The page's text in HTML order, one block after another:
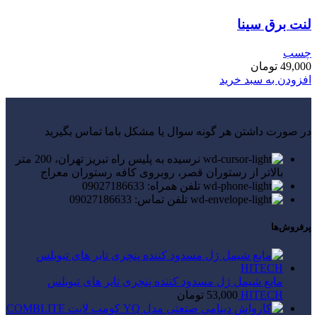
لنت برق سینا
چسب
49,000 تومان
افزودن به سبد خرید
در صورت داشتن هر گونه سوال یا مشکل باما تماس بگیرید
نرسیده به پلیس راه تبریز تهران، 200 متر
بالاتر از رستوران قصر، روبروی کافه رستوران معراج
تلفن همراه: 09027186633
تلفن تماس: 09027186633
پرفروش‌ها
مایع شیمل ژل مسدود کننده پنچری تایر های تیوبلس
HITECH
53,000 تومان